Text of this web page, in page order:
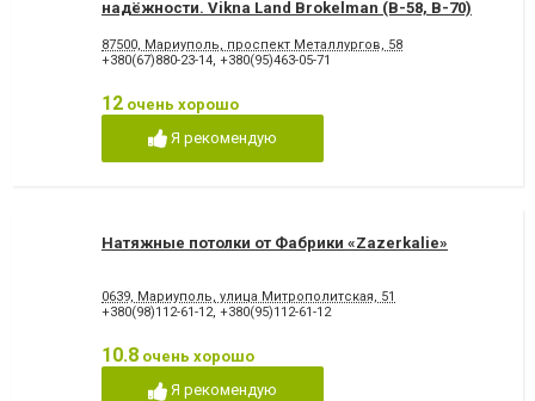
надёжности. Vikna Land Brokelman (B-58, B-70)
87500, Мариуполь, проспект Металлургов, 58
+380(67)880-23-14 +380(95)463-05-71
12 очень хорошо
Я рекомендую
Натяжные потолки от Фабрики «Zazerkalie»
0639, Мариуполь, улица Митрополитская, 51
+380(98)112-61-12, +380(95)112-61-12
10.8 очень хорошо
Я рекомендую